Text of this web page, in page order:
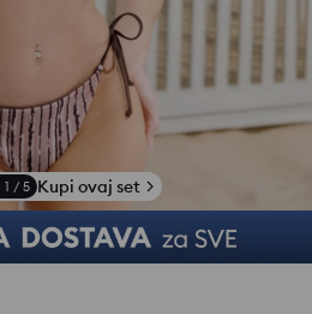
1 / 5 Kupi ovaj set